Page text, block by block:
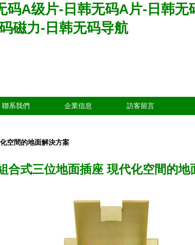
码A级片-日韩无码A片-日韩
磁力-日韩无码导航
聯系我們 企業信息 訪客留言
空間的地面解決方案
合式三位地面插座 現代化空間的地